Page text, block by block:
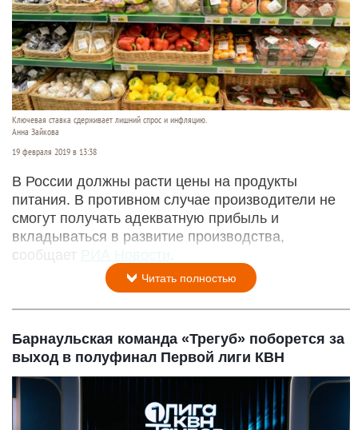
Ключевая ставка сдерживает лишний спрос и инфляцию.
Анна Зайкова
19 февраля 2019 в 13:38
В России должны расти цены на продукты
питания. В противном случае производители не
смогут получать адекватную прибыль и
вкладываться в развитие производства,
сообщает РИА Новости
Читать полностью
Барнаульская команда «Трегуб» поборется за
выход в полуфинал Первой лиги КВН